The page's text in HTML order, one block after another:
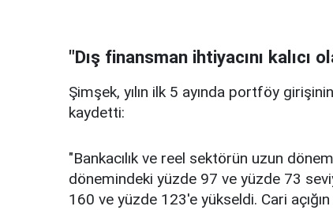
"Dış finansman ihtiyacını kalıcı
Şimşek, yılın ilk 5 ayında portföy
kaydetti:
"Bankacılık ve reel sektörün uzun
dönemindeki yüzde 97 ve yüzde 73
160 ve yüzde 123'e yükseldi. Cari